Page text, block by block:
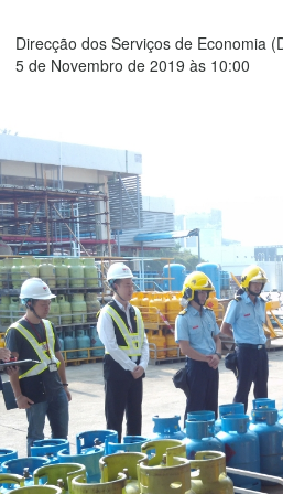
Direcção dos Serviços de Economia
5 de Novembro de 2019 às 10:00